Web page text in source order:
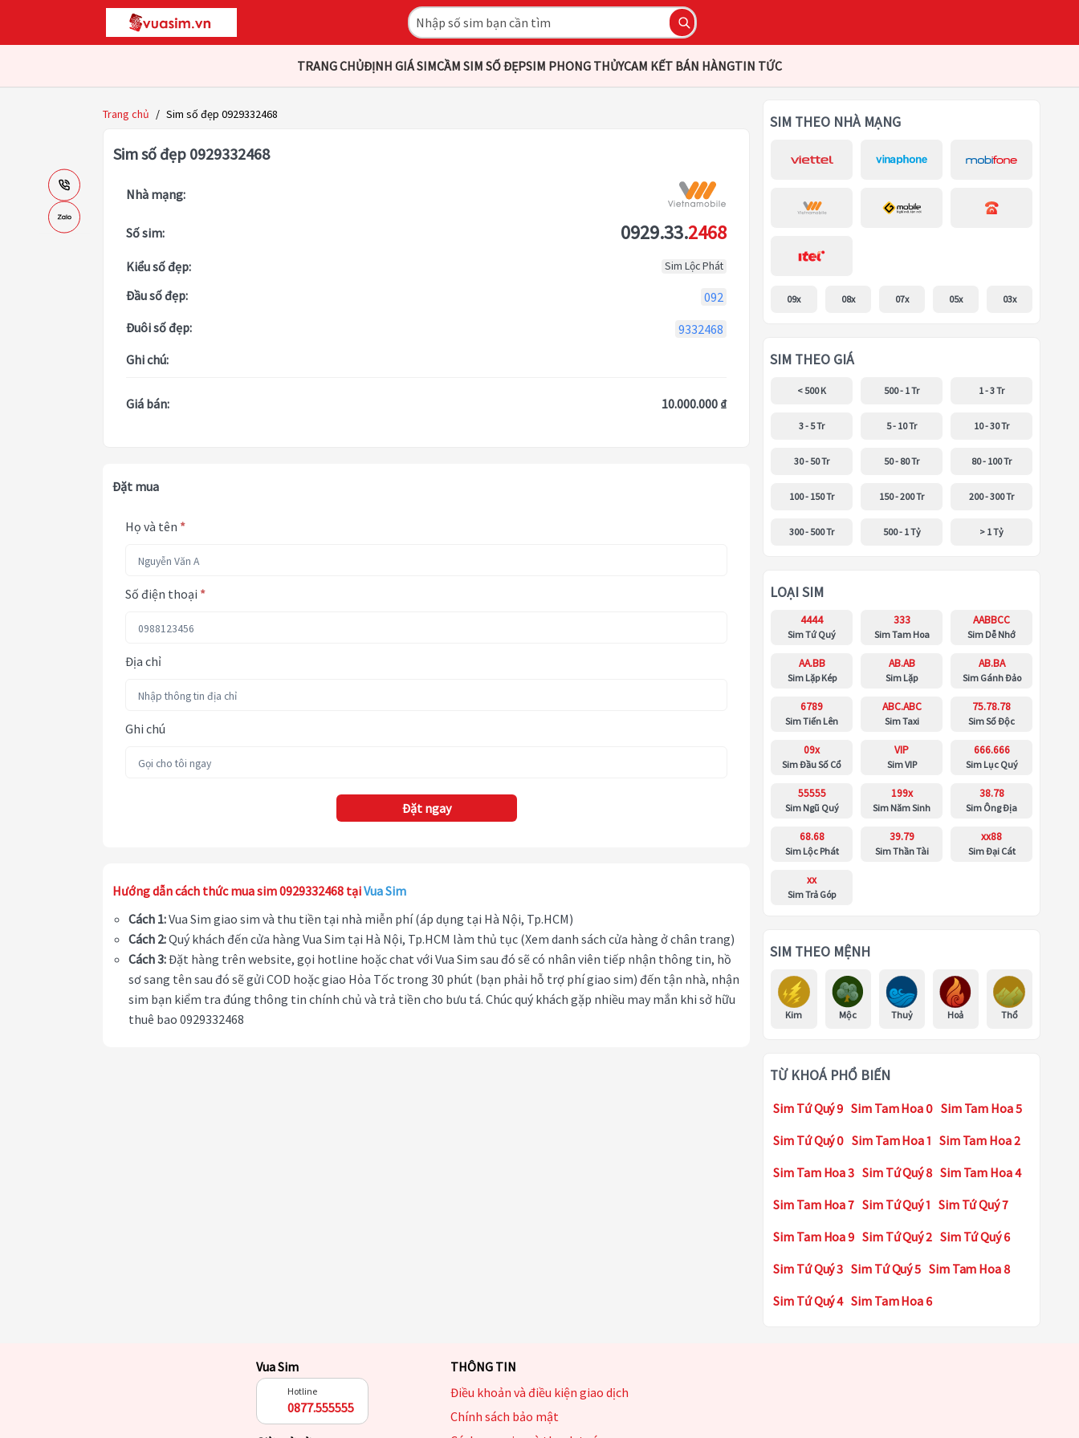
TRANG CHỦĐỊNH GIÁ SIMCẦM SIM SỐ ĐẸPSIM PHONG THỦYCAM KẾT BÁN HÀNGTIN TỨC
Trang chủ / Sim số đẹp 0929332468
Sim số đẹp 0929332468
Nhà mạng:
Số sim: 0929.33.2468
Kiểu số đẹp: Sim Lộc Phát
Đầu số đẹp:
092
Đuôi số đẹp:
9332468
Ghi chú:
Giá bán: 10.000.000 ₫
Đặt mua
Họ và tên *
Số điện thoại *
Địa chỉ
Ghi chú
Đặt ngay
Hướng dẫn cách thức mua sim 0929332468 tạiVua Sim
Cách 1:Vua Sim giao sim và thu tiền tại nhà miễn phí (áp dụng tại Hà Nội, Tp.HCM)
Cách 2:Quý khách đến cửa hàng Vua Sim tại Hà Nội, Tp.HCM làm thủ tục (Xem danh sách cửa hàng ở chân trang)
Cách 3:Đặt hàng trên website, gọi hotline hoặc chat với Vua Sim sau đó sẽ có nhân viên tiếp nhận thông tin, hồ
sơ sang tên sau đó sẽ gửi COD hoặc giao Hỏa Tốc trong 30 phút (bạn phải hỗ trợ phí giao sim) đến tận nhà, nhận
sim bạn kiểm tra đúng thông tin chính chủ và trả tiền cho bưu tá. Chúc quý khách gặp nhiều may mắn khi sở hữu
thuê bao 0929332468
SIM THEO NHÀ MẠNG
09x 08x 07x 05x 03x
SIM THEO GIÁ
< 500 K 500 - 1 Tr 1 - 3 Tr
3 - 5 Tr 5 - 10 Tr 10 - 30 Tr
30 - 50 Tr 50 - 80 Tr 80 - 100 Tr
100 - 150 Tr 150 - 200 Tr 200 - 300 Tr
300 - 500 Tr 500 - 1 Tỷ > 1 Tỷ
LOẠI SIM
4444
Sim Tứ Quý
333
Sim Tam Hoa
AABBCC
Sim Dễ Nhớ
AA.BB
Sim Lặp Kép
AB.AB
Sim Lặp
AB.BA
Sim Gánh Đảo
6789
Sim Tiến Lên
ABC.ABC
Sim Taxi
75.78.78
Sim Số Độc
09x
Sim Đầu Số Cổ
VIP
Sim VIP
666.666
Sim Lục Quý
55555
Sim Ngũ Quý
199x
Sim Năm Sinh
38.78
Sim Ông Địa
68.68
Sim Lộc Phát
39.79
Sim Thần Tài
xx88
Sim Đại Cát
xx
Sim Trả Góp
SIM THEO MỆNH
Kim Mộc Thuỷ Hoả Thổ
TỪ KHOÁ PHỔ BIẾN
Sim Tứ Quý 9 Sim Tam Hoa 0 Sim Tam Hoa 5
Sim Tứ Quý 0 Sim Tam Hoa 1 Sim Tam Hoa 2
Sim Tam Hoa 3 Sim Tứ Quý 8 Sim Tam Hoa 4
Sim Tam Hoa 7 Sim Tứ Quý 1 Sim Tứ Quý 7
Sim Tam Hoa 9 Sim Tứ Quý 2 Sim Tứ Quý 6
Sim Tứ Quý 3 Sim Tứ Quý 5 Sim Tam Hoa 8
Sim Tứ Quý 4 Sim Tam Hoa 6
Vua Sim
Hotline
0877.555555
THÔNG TIN
Điều khoản và điều kiện giao dịch
Chính sách bảo mật